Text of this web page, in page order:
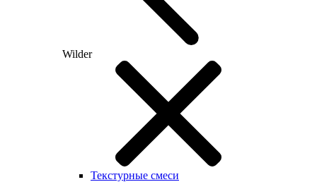
Wilder
Текстурные смеси